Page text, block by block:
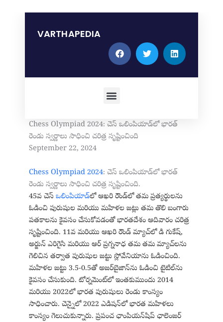
content
VARTHAPEDIA
Menu
Chess Olympiad 2024: చెస్ ఒలింపియాడ్‌లో భారత్
రెండు స్వర్ణాలు సాధించి చరిత్ర సృష్టించింది
September 22, 2024
Chess Olympiad 2024: చెస్ ఒలింపియాడ్‌లో భారత్
రెండు స్వర్ణాలు సాధించి చరిత్ర సృష్టించింది.
45వ చెస్ ఒలింపియాడ్‌లో ఆఖరి రౌండ్‌లో తమ ప్రత్యర్థులను
ఓడించి పురుషుల మరియు మహిళల జట్లు తమ తొలి బంగారు
పతకాలను కైవసం చేసుకోవడంతో భారతదేశం ఆదివారం చరిత్ర
సృష్టించింది. 11వ మరియు ఆఖరి రౌండ్ మ్యాచ్‌లో డి గుకేష్,
అర్జున్ ఎరిగైసి మరియు ఆర్ ప్రగ్ననాధ తమ తమ మ్యాచ్‌లను
గెలిచిన తర్వాత పురుషుల జట్టు స్లోవేనియాను ఓడించింది.
మహిళల జట్టు 3.5-0.5తో అజర్‌బైజాన్‌ను ఓడించి టైటిల్‌ను
కైవసం చేసుకుంది. టోర్నమెంట్‌లో ఇంతకుముందు 2014
మరియు 2022లో భారత పురుషులు రెండు కాంస్యం
సాధించారు. చెన్నైలో 2022 ఎడిషన్‌లో భారత మహిళలు
కాంస్యం గెలుచుకున్నారు. ప్రపంచ ఛాంపియన్‌షిప్ ఛాలెంజర్